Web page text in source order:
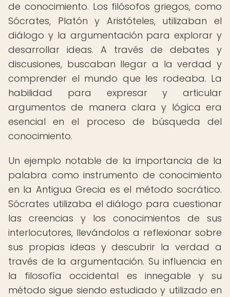
de conocimiento. Los filósofos griegos, como
Sócrates, Platón y Aristóteles, utilizaban el
diálogo y la argumentación para explorar y
desarrollar ideas. A través de debates y
discusiones, buscaban llegar a la verdad y
comprender el mundo que les rodeaba. La
habilidad para expresar y articular
argumentos de manera clara y lógica era
esencial en el proceso de búsqueda del
conocimiento.
Un ejemplo notable de la importancia de la
palabra como instrumento de conocimiento
en la Antigua Grecia es el método socrático.
Sócrates utilizaba el diálogo para cuestionar
las creencias y los conocimientos de sus
interlocutores, llevándolos a reflexionar sobre
sus propias ideas y descubrir la verdad a
través de la argumentación. Su influencia en
la filosofía occidental es innegable y su
método sigue siendo estudiado y utilizado en